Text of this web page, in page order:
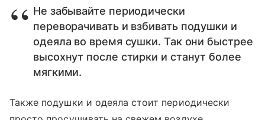
Не забывайте периодически
переворачивать и взбивать подушки и
одеяла во время сушки. Так они быстрее
высохнут после стирки и станут более
мягкими.
Также подушки и одеяла стоит периодически